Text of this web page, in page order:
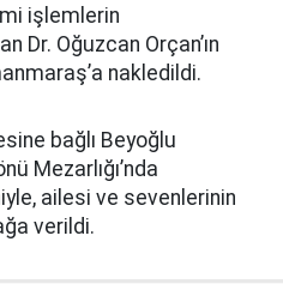
işlemlerin
Dr. Oğuzcan Orçan’ın
nakledildi.
bağlı Beyoğlu
Mezarlığı’nda
ailesi ve sevenlerinin
verildi.